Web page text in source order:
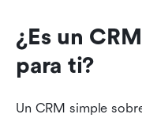
¿Es un
para ti?
Un CRM simple